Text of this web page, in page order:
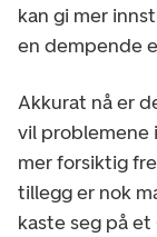
kan gi mer
en dempende
Akkurat nå er
vil problemene
mer forsiktig
tillegg er nok
kaste seg på